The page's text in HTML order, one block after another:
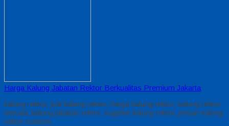
Harga Kalung Jabatan Rektor Berkualitas Premium Jakarta
kalung rektor, jual kalung rektor, harga kalung rektor, kalung rektor
wisuda, kalung jabatan rektor, supplier kalung rektor, pesan kalung
rektor custom